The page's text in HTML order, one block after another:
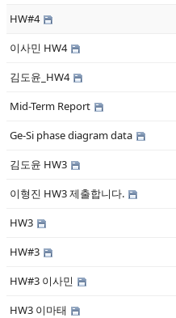
HW#4
이사민 HW4
김도윤_HW4
Mid-Term Report
Ge-Si phase diagram data
김도윤 HW3
이형진 HW3 제출합니다.
HW3
HW#3
HW#3 이사민
HW3 이마태